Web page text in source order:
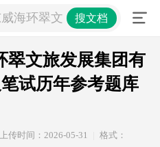
威海环翠文旅发展集团有限
搜文档
翠文旅发展集团有
试历年参考题库
上传时间：2026-05-31
格式：